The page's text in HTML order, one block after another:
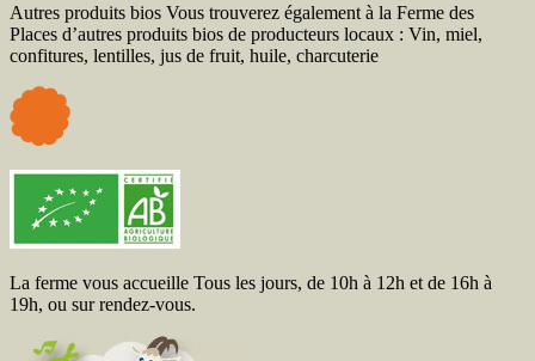
Autres produits bios Vous trouverez également à la Ferme des
Places d’autres produits bios de producteurs locaux : Vin, miel,
confitures, lentilles, jus de fruit, huile, charcuterie
La ferme vous accueille Tous les jours, de 10h à 12h et de 16h à
19h, ou sur rendez-vous.